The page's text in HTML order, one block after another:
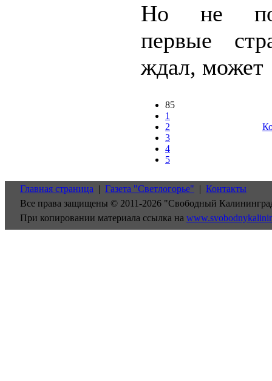
Но не
первые
ждал, может
85
1
2
3
4
5
Главная страница | Газета "Светлогорье" | Контакты
Все права защищены © 2011-2026 "Свободный
При копировании материала ссылка на